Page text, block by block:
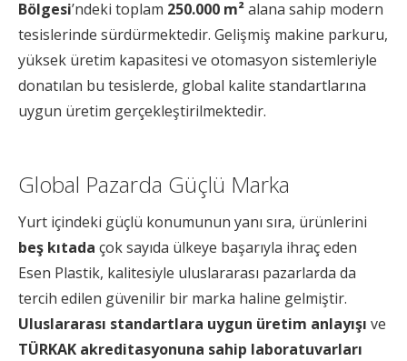
Bölgesi’ndeki toplam 250.000 m²alana sahip modern
tesislerinde sürdürmektedir. Gelişmiş makine parkuru,
yüksek üretim kapasitesi ve otomasyon sistemleriyle
donatılan bu tesislerde, global kalite standartlarına
uygun üretim gerçekleştirilmektedir.
Global Pazarda Güçlü Marka
Yurt içindeki güçlü konumunun yanı sıra, ürünlerini
beş kıtada çok sayıda ülkeye başarıyla ihraç eden
Esen Plastik, kalitesiyle uluslararası pazarlarda da
tercih edilen güvenilir bir marka haline gelmiştir.
Uluslararası standartlara uygun üretim anlayışı ve
TÜRKAK akreditasyonuna sahip laboratuvarları